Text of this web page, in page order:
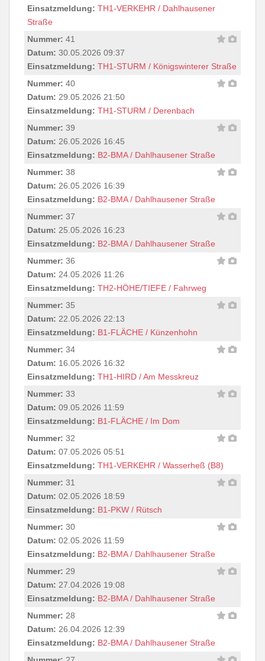
Einsatzmeldung: TH1-VERKEHR / Dahlhausener
Straße
Nummer: 41
Datum: 30.05.2026 09:37
Einsatzmeldung: TH1-STURM / Königswinterer Straße
Nummer: 40
Datum: 29.05.2026 21:50
Einsatzmeldung: TH1-STURM / Derenbach
Nummer: 39
Datum: 26.05.2026 16:45
Einsatzmeldung: B2-BMA / Dahlhausener Straße
Nummer: 38
Datum: 26.05.2026 16:39
Einsatzmeldung: B2-BMA / Dahlhausener Straße
Nummer: 37
Datum: 25.05.2026 16:23
Einsatzmeldung: B2-BMA / Dahlhausener Straße
Nummer: 36
Datum: 24.05.2026 11:26
Einsatzmeldung: TH2-HÖHE/TIEFE / Fahrweg
Nummer: 35
Datum: 22.05.2026 22:13
Einsatzmeldung: B1-FLÄCHE / Künzenhohn
Nummer: 34
Datum: 16.05.2026 16:32
Einsatzmeldung: TH1-HIRD / Am Messkreuz
Nummer: 33
Datum: 09.05.2026 11:59
Einsatzmeldung: B1-FLÄCHE / Im Dom
Nummer: 32
Datum: 07.05.2026 05:51
Einsatzmeldung: TH1-VERKEHR / Wasserheß (B8)
Nummer: 31
Datum: 02.05.2026 18:59
Einsatzmeldung: B1-PKW / Rütsch
Nummer: 30
Datum: 02.05.2026 11:59
Einsatzmeldung: B2-BMA / Dahlhausener Straße
Nummer: 29
Datum: 27.04.2026 19:08
Einsatzmeldung: B2-BMA / Dahlhausener Straße
Nummer: 28
Datum: 26.04.2026 12:39
Einsatzmeldung: B2-BMA / Dahlhausener Straße